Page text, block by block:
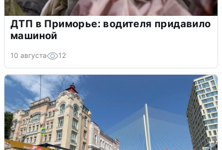
ДТП в Приморье: водителя придавило
машиной
10 августа 12